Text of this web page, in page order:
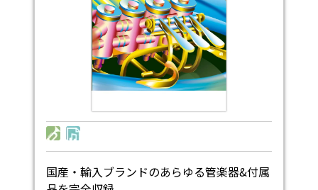
国産・輸入ブランドのあらゆる管楽器&付属